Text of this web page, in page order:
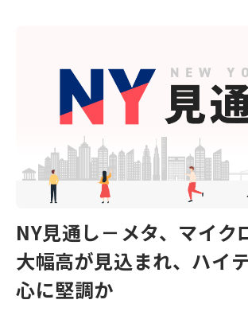
NY見通し－メタ、マイク
大幅高が見込まれ、ハイ
心に堅調か